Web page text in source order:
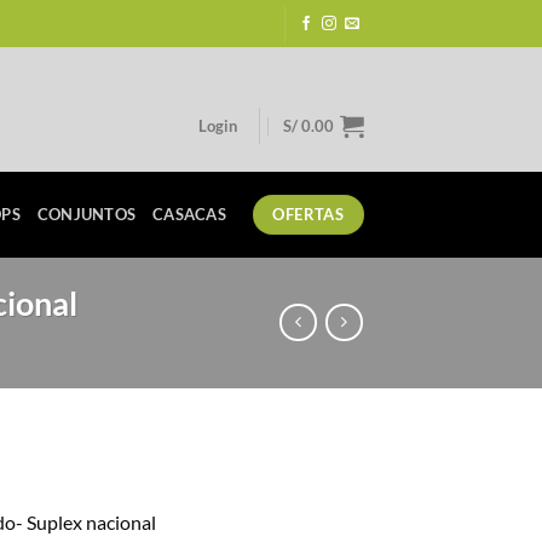
Login S/0.00
CONJUNTOS CASACAS OFERTAS
Suplex nacional